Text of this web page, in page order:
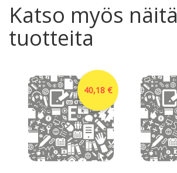
Katso myös näitä
tuotteita
40,18 €